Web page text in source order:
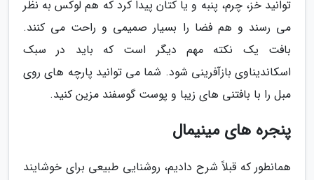
توانید خز، چرم، پنبه و یا کتان پیدا کرد که هم لوکس به نظر
می رسند و هم فضا را بسیار صمیمی و راحت می کنند.
بافت یک نکته مهم دیگر است که باید در سبک
اسکاندیناوی بازآفرینی شود. شما می توانید پارچه های روی
مبل را با بافتنی های زیبا و پوست گوسفند مزین کنید.
پنجره های مینیمال
همانطور که قبلاً شرح دادیم، روشنایی طبیعی برای خوشایند